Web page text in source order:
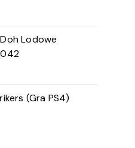
Lodowe
(Gra PS4)